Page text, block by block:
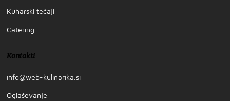
Kuharski tečaji
Catering
Kontakti
info@web-kulinarika.si
Oglaševanje